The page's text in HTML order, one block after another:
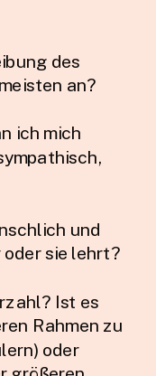
des
an?
ich mich
und
sie lehrt?
Ist es
Rahmen zu
oder